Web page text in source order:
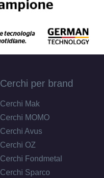
Cerchi per brand
Cerchi Mak
Cerchi MOMO
Cerchi Avus
Cerchi OZ
Cerchi Fondmetal
Cerchi Sparco